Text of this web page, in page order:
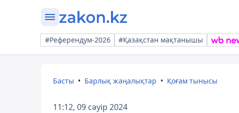
#Референдум-2026 #Қазақстан мақтанышы
Басты Барлық жаңалықтар Қоғам тынысы
11:12, 09 сәуір 2024